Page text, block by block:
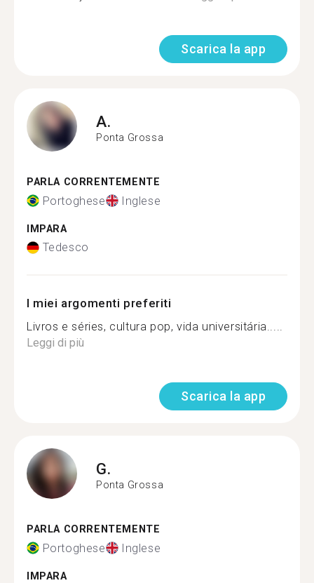
Scarica la app
A.
Ponta Grossa
PARLA CORRENTEMENTE
Portoghese Inglese
IMPARA
Tedesco
I miei argomenti preferiti
Livros e séries, cultura pop, vida universitária.....
Leggi di più
Scarica la app
G.
Ponta Grossa
PARLA CORRENTEMENTE
Portoghese Inglese
IMPARA